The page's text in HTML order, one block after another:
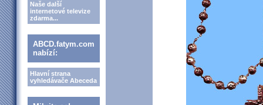
Naše další
internetové televize
zdarma...
ABCD.fatym.com
nabízí:
Hlavní strana
vyhledávače Abeceda